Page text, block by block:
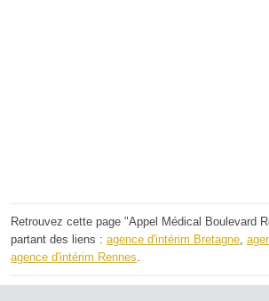
Retrouvez cette page "Appel Médical Boulevard
partant des liens : agence d'intérim Bretagne
agence d'intérim Rennes